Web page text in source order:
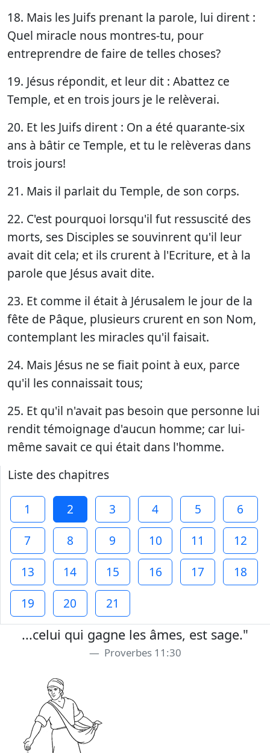
18. Mais les Juifs prenant la parole, lui dirent :
Quel miracle nous montres-tu, pour
entreprendre de faire de telles choses?
19. Jésus répondit, et leur dit : Abattez ce
Temple, et en trois jours je le relèverai.
20. Et les Juifs dirent : On a été quarante-six
ans à bâtir ce Temple, et tu le relèveras dans
trois jours!
21. Mais il parlait du Temple, de son corps.
22. C'est pourquoi lorsqu'il fut ressuscité des
morts, ses Disciples se souvinrent qu'il leur
avait dit cela; et ils crurent à l'Ecriture, et à la
parole que Jésus avait dite.
23. Et comme il était à Jérusalem le jour de la
fête de Pâque, plusieurs crurent en son Nom,
contemplant les miracles qu'il faisait.
24. Mais Jésus ne se fiait point à eux, parce
qu'il les connaissait tous;
25. Et qu'il n'avait pas besoin que personne lui
rendit témoignage d'aucun homme; car lui-
même savait ce qui était dans l'homme.
Liste des chapitres
1 2 3 4 5
6
7
8 9 10 11
12
13
14 15 16 17
18
19
20 21
...celui qui gagne les âmes, est sage."
Proverbes 11:30